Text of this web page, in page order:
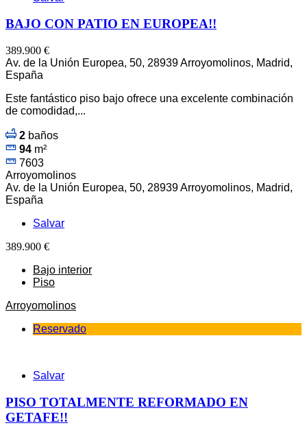
BAJO CON PATIO EN EUROPEA!!
389.900 €
Av. de la Unión Europea, 50, 28939 Arroyomolinos, Madrid,
España
Este fantástico piso bajo ofrece una excelente combinación
de comodidad,...
2 baños
94 m²
7603
Arroyomolinos
Av. de la Unión Europea, 50, 28939 Arroyomolinos, Madrid,
España
Salvar
389.900 €
Bajo interior
Piso
Arroyomolinos
Reservado
Salvar
PISO TOTALMENTE REFORMADO EN
GETAFE!!